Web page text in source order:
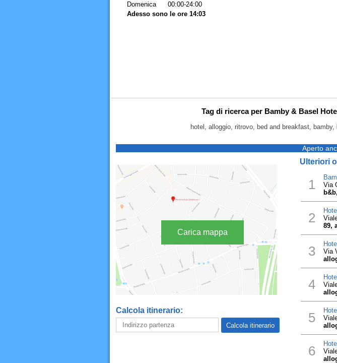
Domenica
00:00-24:00
Adesso sono le ore 14:03
Tag di ricerca per Bamby & Basel
hotel, alloggio, ritrovo, bed and breakfast, bamby,
Aperto
Carica mappa
Calcola itinerario:
Ulteriori
1
Via
2
89,
3
Via
4
5
6